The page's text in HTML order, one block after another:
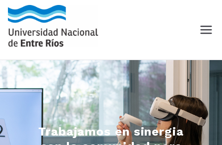
Trabajamos en sinergia